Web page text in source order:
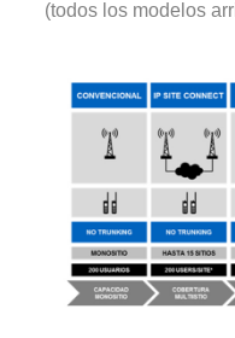
(todos los modelos